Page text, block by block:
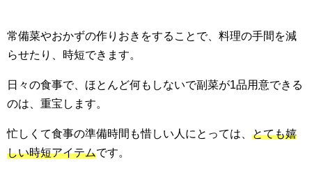
常備菜やおかずの作りおきをすることで、料理の手間を減
らせたり、時短できます。
日々の食事で、ほとんど何もしないで副菜が1品用意できる
のは、重宝します。
忙しくて食事の準備時間も惜しい人にとっては、 とても嬉
しい時短アイテムです。